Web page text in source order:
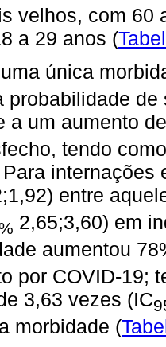
velhos, com 60
a 29 anos (
única
probabilidade
a um aumento
tendo
internações
entre
2,65;3,60) em
aumentou
por COVID-19;
3,63 vezes (IC
morbidade (